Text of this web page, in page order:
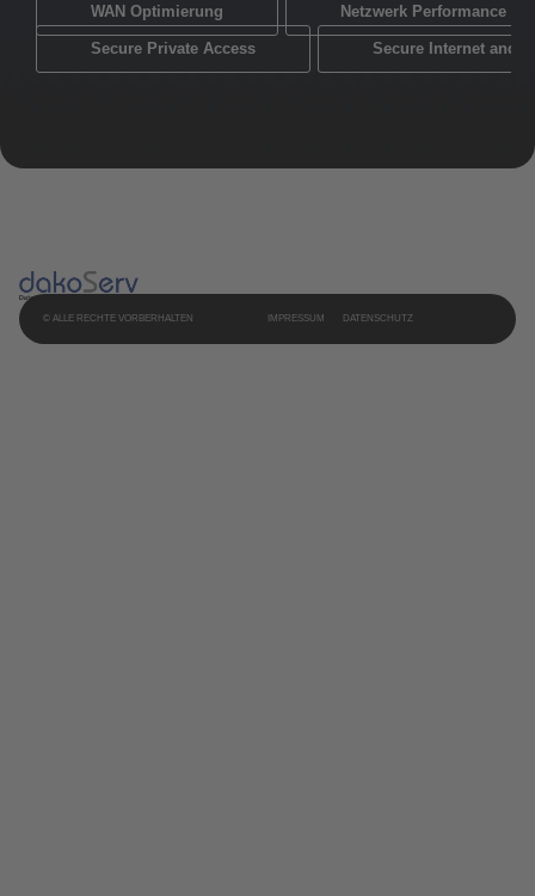
WAN Optimierung Netzwerk Performance
Secure Private Access Secure Internet and
© ALLE RECHTE VORBERHALTEN IMPRESSUM DATENSCHUTZ